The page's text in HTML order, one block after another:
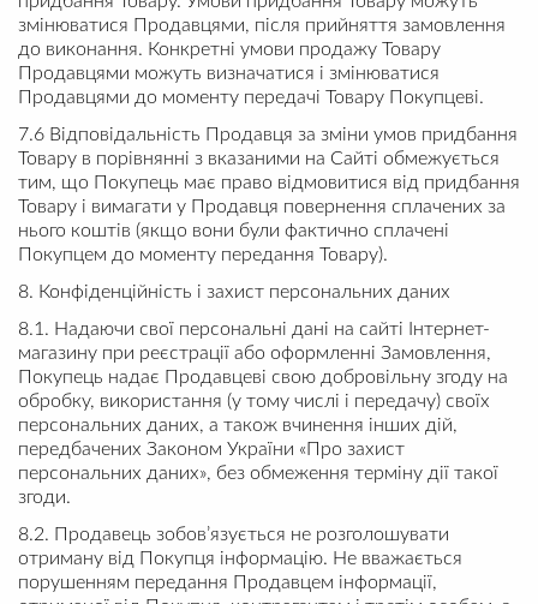
змінюватися Продавцями, після прийняття замовлення
до виконання. Конкретні умови продажу Товару
Продавцями можуть визначатися і змінюватися
Продавцями до моменту передачі Товару Покупцеві.
7.6 Відповідальність Продавця за зміни умов придбання
Товару в порівнянні з вказаними на Сайті обмежується
тим, що Покупець має право відмовитися від придбання
Товару і вимагати у Продавця повернення сплачених за
нього коштів (якщо вони були фактично сплачені
Покупцем до моменту передання Товару).
8. Конфіденційність і захист персональних даних
8.1. Надаючи свої персональні дані на сайті Інтернет-
магазину при реєстрації або оформленні Замовлення,
Покупець надає Продавцеві свою добровільну згоду на
обробку, використання (у тому числі і передачу) своїх
персональних даних, а також вчинення інших дій,
передбачених Законом України «Про захист
персональних даних», без обмеження терміну дії такої
згоди.
8.2. Продавець зобов’язується не розголошувати
отриману від Покупця інформацію. Не вважається
порушенням передання Продавцем інформації,